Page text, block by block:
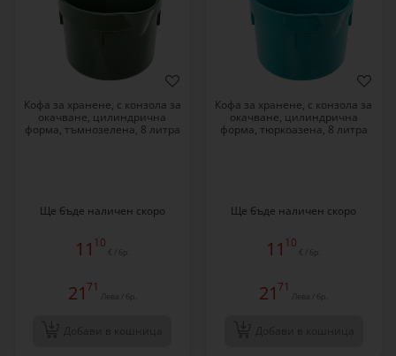
Кофа за хранене, с конзола за
окачване, цилиндрична
форма, тъмнозелена, 8 литра
Ще бъде наличен скоро
11 10
€ / бр.
21 71
Лева / бр.
Кофа за хранене, с конзола за
окачване, цилиндрична
форма, тюркоазена, 8 литра
Ще бъде наличен скоро
11 10
€ / бр.
21 71
Лева / бр.